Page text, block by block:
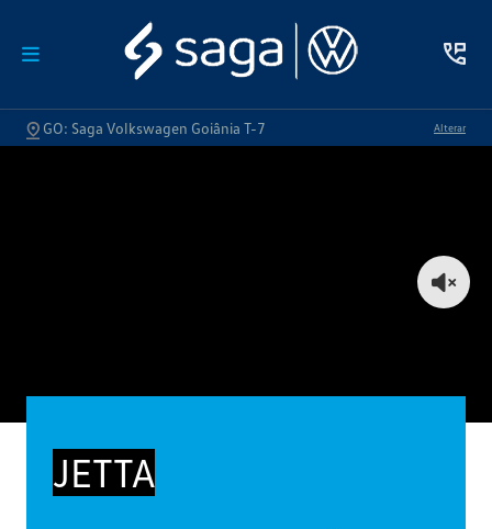
GO: Saga Volkswagen Goiânia T-7 Alterar
JETTA